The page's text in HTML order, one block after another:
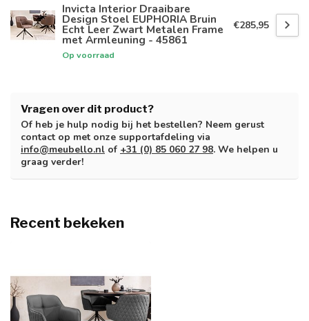
Invicta Interior Draaibare
Design Stoel EUPHORIA Bruin
Echt Leer Zwart Metalen Frame
met Armleuning - 45861
Op voorraad
€285,95
Vragen over dit product?
Of heb je hulp nodig bij het bestellen? Neem gerust
contact op met onze supportafdeling via
info@meubello.nl of +31 (0) 85 060 27 98. We helpen u
graag verder!
Recent bekeken